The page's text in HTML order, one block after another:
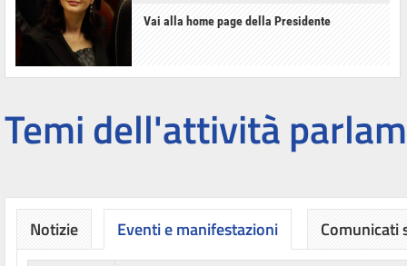
Vai alla home page della Presidente
Temi dell'attività
Notizie Eventi e manifestazioni Comunicati